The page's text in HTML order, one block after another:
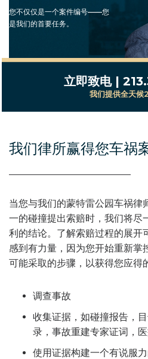
您不仅仅是一个案件编号——您
是我们的首要任务。
立即致电 |
我们提供全天
我们律所赢得您车祸
当您与我们的蒙特雷公园车祸律
一的碰撞提出索赔时，我们将尽
利的结论。了解索赔过程的展开
感到有力量，因为您开始重新掌
可能采取的步骤，以获得您应得
调查事故
收集证据，如碰撞报告，
录，事故重建专家证词，
使用证据构建一个有说服